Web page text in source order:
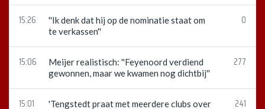
15:26
''Ik denk dat hij op de nominatie staat om
te verkassen''
0
15:06
Meijer realistisch: ''Feyenoord verdiend
gewonnen, maar we kwamen nog dichtbij''
277
15:01
'Tengstedt praat met meerdere clubs over
241